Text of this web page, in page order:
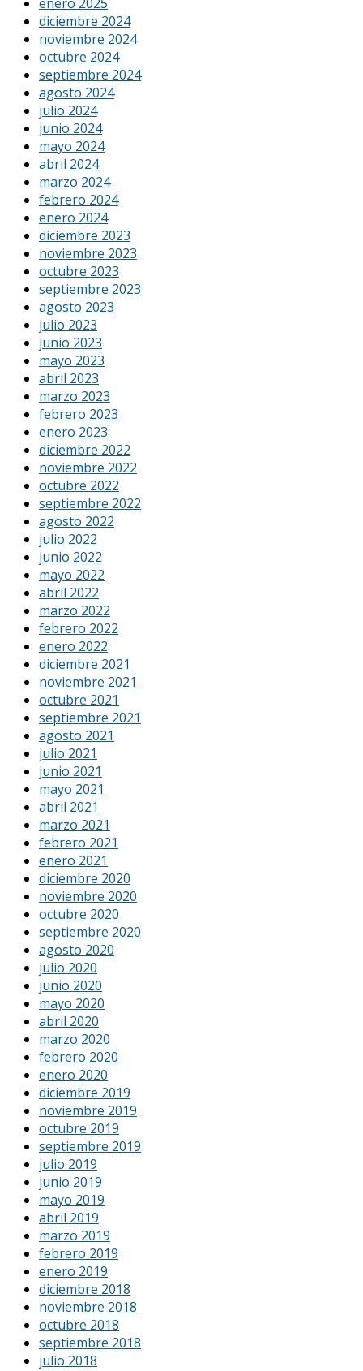
diciembre 2024
noviembre 2024
octubre 2024
septiembre 2024
agosto 2024
julio 2024
junio 2024
mayo 2024
abril 2024
marzo 2024
febrero 2024
enero 2024
diciembre 2023
noviembre 2023
octubre 2023
septiembre 2023
agosto 2023
julio 2023
junio 2023
mayo 2023
abril 2023
marzo 2023
febrero 2023
enero 2023
diciembre 2022
noviembre 2022
octubre 2022
septiembre 2022
agosto 2022
julio 2022
junio 2022
mayo 2022
abril 2022
marzo 2022
febrero 2022
enero 2022
diciembre 2021
noviembre 2021
octubre 2021
septiembre 2021
agosto 2021
julio 2021
junio 2021
mayo 2021
abril 2021
marzo 2021
febrero 2021
enero 2021
diciembre 2020
noviembre 2020
octubre 2020
septiembre 2020
agosto 2020
julio 2020
junio 2020
mayo 2020
abril 2020
marzo 2020
febrero 2020
enero 2020
diciembre 2019
noviembre 2019
octubre 2019
septiembre 2019
julio 2019
junio 2019
mayo 2019
abril 2019
marzo 2019
febrero 2019
enero 2019
diciembre 2018
noviembre 2018
octubre 2018
septiembre 2018
julio 2018